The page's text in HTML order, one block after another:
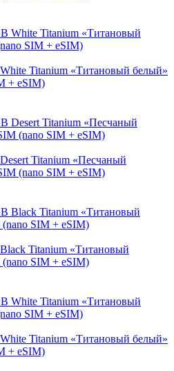
Titanium «Титановый белый»
+ eSIM)
Titanium «Песчаный
(nano SIM + eSIM)
Titanium «Титановый
SIM + eSIM)
Titanium «Титановый белый»
+ eSIM)